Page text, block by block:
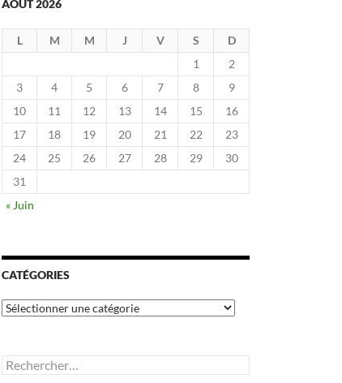
AOÛT 2026
L M M J V S
D
1
2
3
4 5 6 7 8
9
10
11 12 13 14 15
16
17
18 19 20 21 22
23
24
25 26 27 28 29
30
31
« Juin
CATÉGORIES
Catégories
Rechercher :